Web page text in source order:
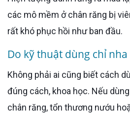
các mô mềm ở chân răng bị
rất khó phục hồi như ban đầu.
Do kỹ thuật dùng chỉ nha
Không phải ai cũng biết cách dùng chỉ nha khoa
đúng cách, khoa học. Nếu
chân răng, tổn thương nướu